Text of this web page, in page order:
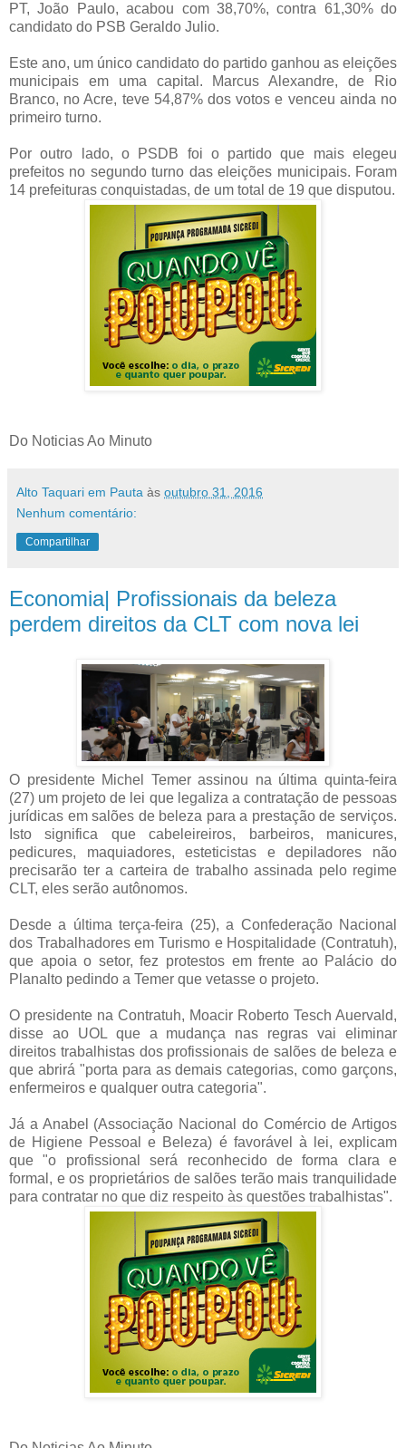
PT, João Paulo, acabou com 38,70%, contra 61,30% do
candidato do PSB Geraldo Julio.
Este ano, um único candidato do partido ganhou as eleições
municipais em uma capital. Marcus Alexandre, de Rio
Branco, no Acre, teve 54,87% dos votos e venceu ainda no
primeiro turno.
Por outro lado, o PSDB foi o partido que mais elegeu
prefeitos no segundo turno das eleições municipais. Foram
14 prefeituras conquistadas, de um total de 19 que disputou.
Do Noticias Ao Minuto
Alto Taquari em Pauta às outubro 31, 2016
Nenhum comentário:
Compartilhar
Economia| Profissionais da beleza
perdem direitos da CLT com nova lei
O presidente Michel Temer assinou na última quinta-feira
(27) um projeto de lei que legaliza a contratação de pessoas
jurídicas em salões de beleza para a prestação de serviços.
Isto significa que cabeleireiros, barbeiros, manicures,
pedicures, maquiadores, esteticistas e depiladores não
precisarão ter a carteira de trabalho assinada pelo regime
CLT, eles serão autônomos.
Desde a última terça-feira (25), a Confederação Nacional
dos Trabalhadores em Turismo e Hospitalidade (Contratuh),
que apoia o setor, fez protestos em frente ao Palácio do
Planalto pedindo a Temer que vetasse o projeto.
O presidente na Contratuh, Moacir Roberto Tesch Auervald,
disse ao UOL que a mudança nas regras vai eliminar
direitos trabalhistas dos profissionais de salões de beleza e
que abrirá "porta para as demais categorias, como garçons,
enfermeiros e qualquer outra categoria".
Já a Anabel (Associação Nacional do Comércio de Artigos
de Higiene Pessoal e Beleza) é favorável à lei, explicam
que "o profissional será reconhecido de forma clara e
formal, e os proprietários de salões terão mais tranquilidade
para contratar no que diz respeito às questões trabalhistas".